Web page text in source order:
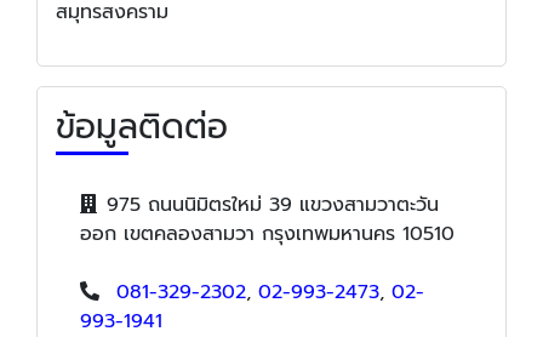
สมุทรสงคราม
ข้อมูลติดต่อ
975 ถนนนิมิตรใหม่ 39 แขวงสามวาตะวัน
ออก เขตคลองสามวา กรุงเทพมหานคร 10510
081-329-2302, 02-993-2473, 02-
993-1941